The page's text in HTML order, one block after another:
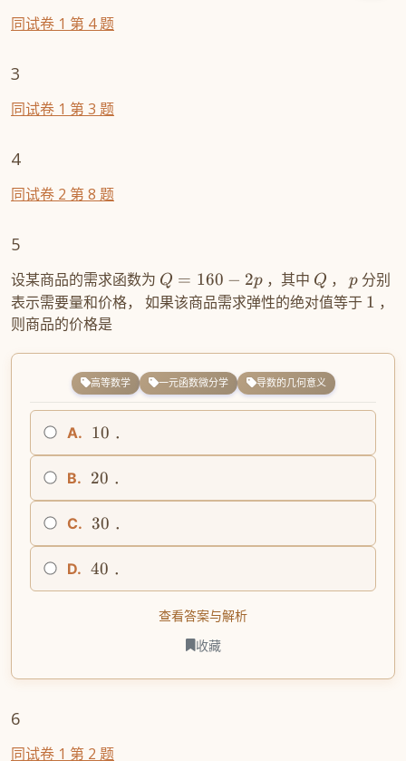
同试卷 1 第 4 题
3
同试卷 1 第 3 题
4
同试卷 2 第 8 题
5
设某商品的需求函数为 Q = 160 − 2p ，其中 Q ，p 分别
表示需要量和价格， 如果该商品需求弹性的绝对值等于 1 ，
则商品的价格是
高等数学 一元函数微分学 导数的几何意义
A. 10 ．
B. 20 ．
C. 30 ．
D. 40 ．
查看答案与解析
收藏
6
同试卷 1 第 2 题